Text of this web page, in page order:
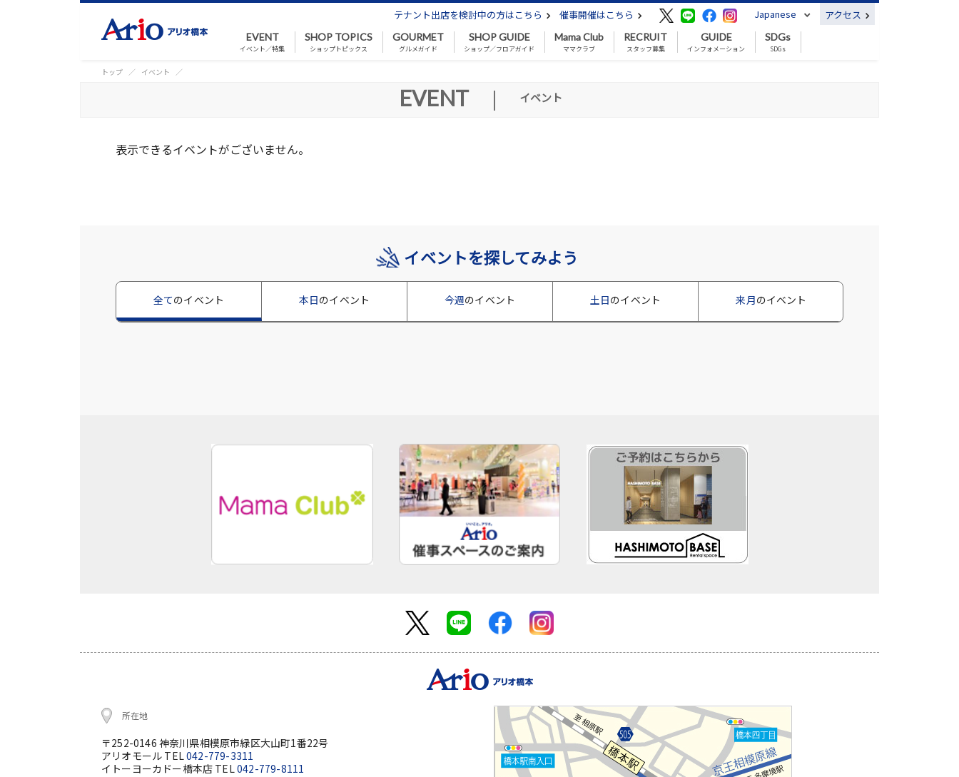
テナント出店を検討中の方はこちら 催事開催はこちら Japanese アクセス
EVENT
イベント／特集
SHOP TOPICS
ショップトピックス
GOURMET
グルメガイド
SHOP GUIDE
ショップ／フロアガイド
Mama Club
ママクラブ
RECRUIT
スタッフ募集
GUIDE
インフォメーション
SDGs
SDGs
トップ イベント
EVENT | イベント
表示できるイベントがございません。
イベントを探してみよう
全てのイベント 本日のイベント 今週のイベント 土日のイベント 来月のイベント
所在地
〒252-0146 神奈川県相模原市緑区大山町1番22号
アリオモール TEL042-779-3311
イトーヨーカドー橋本店 TEL042-779-8111